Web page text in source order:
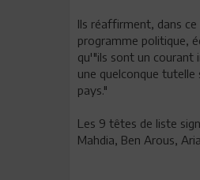
Ils réaffirment, dans
programme politique,
qu'"ils sont un courant
une quelconque
pays."
Les 9 têtes de liste
Mahdia, Ben Arous,